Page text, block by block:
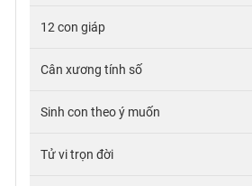
12 con giáp
Cân xương tính số
Sinh con theo ý muốn
Tử vi trọn đời